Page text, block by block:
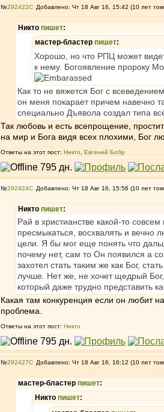
№292422 Добавлено: Чт 18 Авг 16, 15:42 (10 лет
Никто пишет:
мастер-бластер пишет:
Хорошо, но что РПЦ может
к нему. Богоявление пророку
Как то не вяжется Бог с
он меня покарает причем навечно
специально Дъявола создал типа
Так любовь и есть всепрощение,
на мир и Бога видя всех плохими, Бог
Ответы на этот пост: Никто Евгений Бобр
№292424 Добавлено: Чт 18 Авг 16, 15:56 (10 лет
Никто пишет:
Рай в христианстве какой-то
пресмыкаться, восхвалять и вечно
цели. Я бы мог еще понять что
почему нет, сам то Он появился а
захотел стать таким же как Бог,
лучше. Нет же, не хочет щедрый
который даже трудно представить
Какая там конкуренция если он любит
проблема.
Ответы на этот пост: Никто
№292427 Добавлено: Чт 18 Авг 16, 16:12 (10 лет
мастер-бластер пишет:
Никто пишет: